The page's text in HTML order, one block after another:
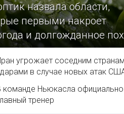
назвала области,
первыми накроет
и долгожданное
угрожает соседним странам
в случае новых атак
команде Ньюкасла
тренер